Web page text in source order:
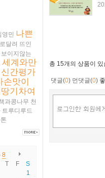
영민 나쁜
달려 뜨인
보이지않는
세계와만
신간평가
손맛이
기차여
과콩나무 천
트루디루드
8
T F
S
1
총 15개 의 상품이
댓글(0) 먼댓글(0)